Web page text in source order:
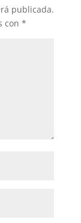
publicada.
con *